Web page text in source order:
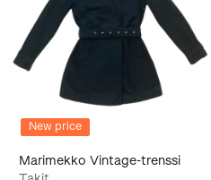
New price
Marimekko Vintage-trenssi